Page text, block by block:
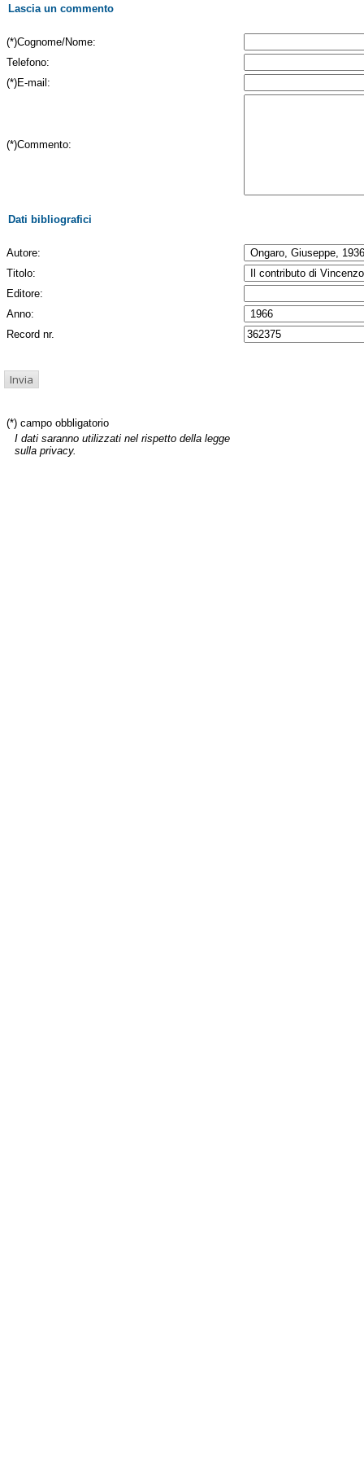
Lascia un commento
(*)Cognome/Nome:
Telefono:
(*)E-mail:
(*)Commento:
Dati bibliografici
Autore:
Titolo:
Editore:
Anno:
Record nr.
(*) campo obbligatorio
I dati saranno utilizzati nel rispetto della legge
sulla privacy.